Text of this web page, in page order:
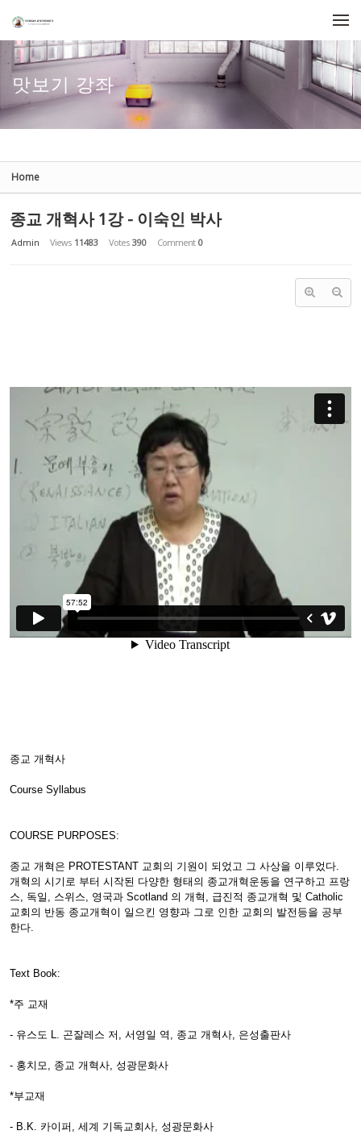
맛보기 강좌
Home
종교 개혁사 1강 - 이숙인 박사
Admin Views 11483 Votes 390 Comment 0
종교 개혁사
Course Syllabus
COURSE PURPOSES:
종교 개혁은 PROTESTANT 교회의 기원이 되었고 그 사상을 이루었다.
개혁의 시기로 부터 시작된 다양한 형태의 종교개혁운동을 연구하고 프랑
스, 독일, 스위스, 영국과 Scotland 의 개혁, 급진적 종교개혁 및 Catholic
교회의 반동 종교개혁이 일으킨 영향과 그로 인한 교회의 발전등을 공부
한다.
Text Book:
*주 교재
- 유스도 L. 곤잘레스 저, 서영일 역, 종교 개혁사, 은성출판사
- 홍치모, 종교 개혁사, 성광문화사
*부교재
- B.K. 카이퍼, 세계 기독교회사, 성광문화사